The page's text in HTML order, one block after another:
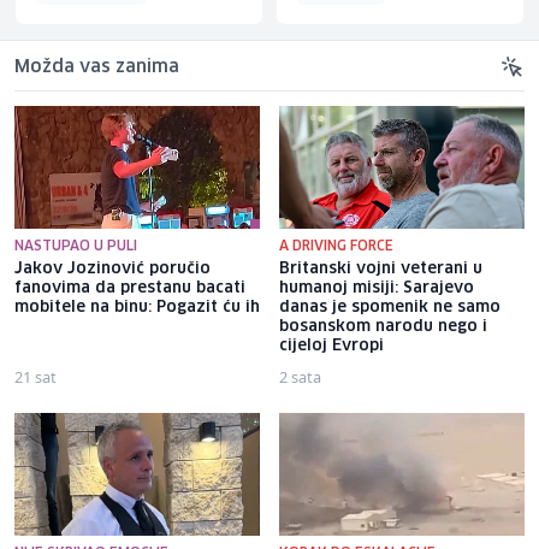
Možda vas zanima
NASTUPAO U PULI
Jakov Jozinović poručio
fanovima da prestanu bacati
mobitele na binu: Pogazit ću ih
21 sat
A DRIVING FORCE
Britanski vojni veterani u
humanoj misiji: Sarajevo
danas je spomenik ne samo
bosanskom narodu nego i
cijeloj Evropi
2 sata